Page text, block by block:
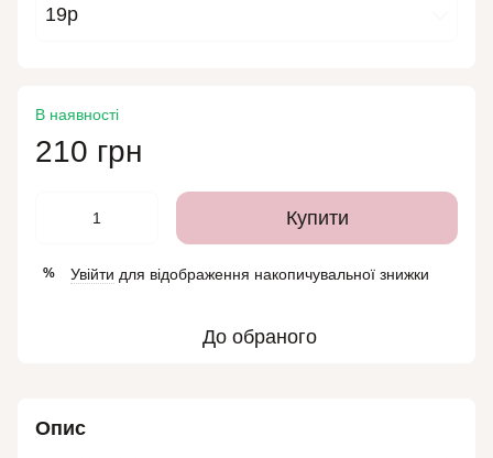
19р
В наявності
210 грн
Купити
% Увійти для відображення накопичувальної знижки
До обраного
Опис